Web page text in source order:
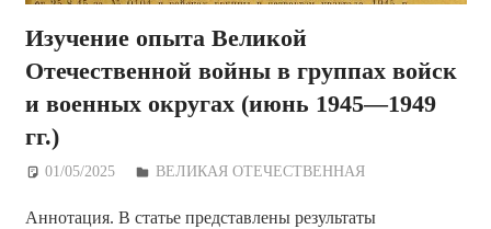
Изучение опыта Великой
Отечественной войны в группах войск
и военных округах (июнь 1945—1949
гг.)
01/05/2025 Дежурный по Редакции
ВЕЛИКАЯ ОТЕЧЕСТВЕННАЯ
Аннотация. В статье представлены результаты